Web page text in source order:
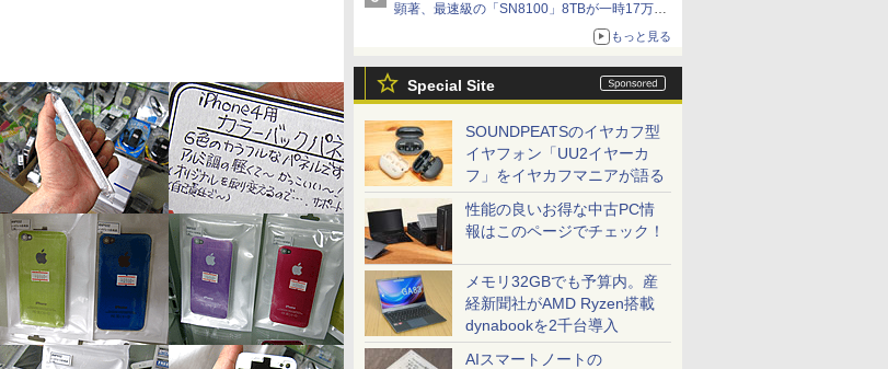
顕著、最速級の「SN8100」8TBが一時17万円
もっと見る
Special Site
SOUNDPEATSのイヤカフ型
イヤフォン「UU2イヤーカ
フ」をイヤカフマニアが語る
性能の良いお得な中古PC情
報はこのページでチェック！
メモリ32GBでも予算内。産
経新聞社がAMD Ryzen搭載
dynabookを2千台導入
AIスマートノートの